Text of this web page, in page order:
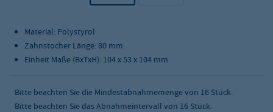
Material: Polystyrol
Zahnstocher Länge: 80 mm
Einheit Maße (BxTxH): 104 x 53 x 104 mm
Bitte beachten Sie die Mindestabnahmemenge von 16 Stück.
Bitte beachten Sie das Abnahmeintervall von 16 Stück.